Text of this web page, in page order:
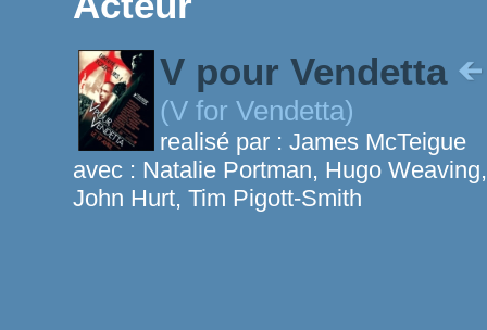
V pour Vendetta
(V for Vendetta)
realisé par : James McTeigue
avec : Natalie Portman, Hugo
John Hurt, Tim Pigott-Smith